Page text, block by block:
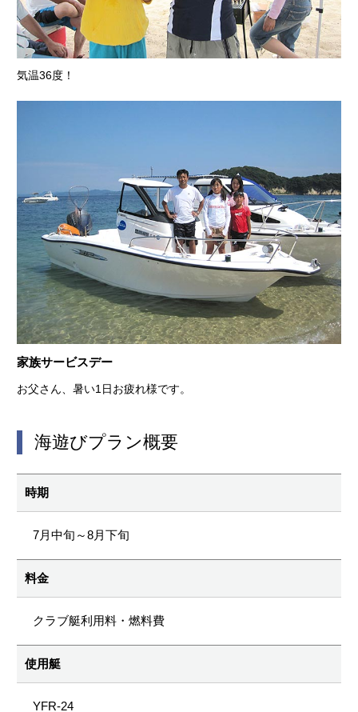
気温36度！
家族サービスデー
お父さん、暑い1日お疲れ様です。
海遊びプラン概要
時期
7月中旬～8月下旬
料金
クラブ艇利用料・燃料費
使用艇
YFR-24